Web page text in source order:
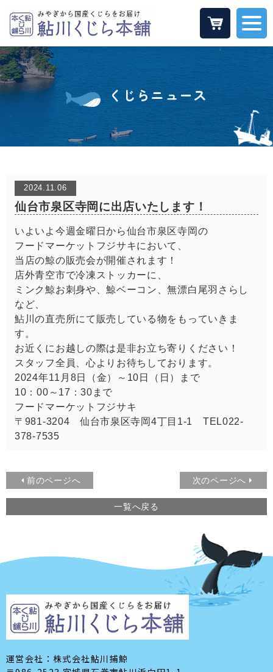
くじらニュース
2024.11.06
仙台市泉区寺岡に出店いたします！
いよいよ今週金曜日から仙台市泉区寺岡の
フードマーケットフジサキにおいて、
当店の鯨の販売会が開催されます！
店外青空市で冷凍ストッカーに、
ミンク鯨お刺身や、鯨ベーコン、無漂白尾羽さらし
など、
鮎川の直売所にて販売している物をもっていきま
す。
お近くにお越しの際は是非お立ち寄りください！
スタッフ全員、心よりお待ちしております。
2024年11月8日（金）～10日（日）まで
10：00～17：30まで
フードマーケットフジサキ
〒981-3204 仙台市泉区寺岡4丁目1-1 TEL022-
378-7535
前のページへ 次のページへ
一覧へ戻る
運営会社：株式会社鮎川捕鯨